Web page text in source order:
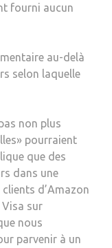
fourni aucun
au-delà
selon laquelle
non plus
pourraient
que des
dans une
d’Amazon
sur
nous
parvenir à un